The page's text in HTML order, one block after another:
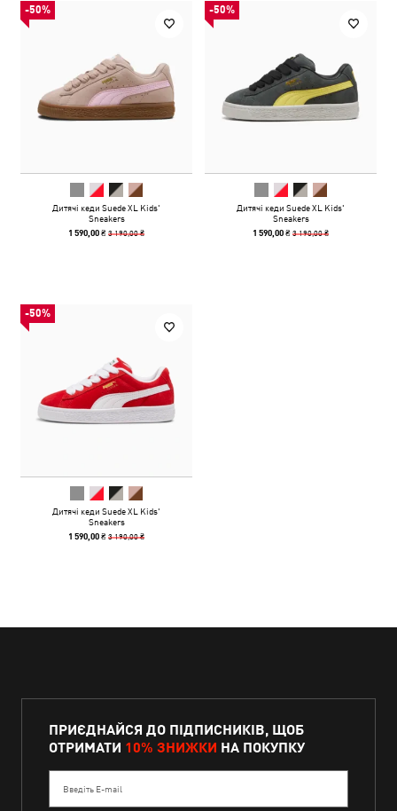
-50%
Дитячі кеди Suede XL Kids'
Sneakers
1 590,00 ₴3 190,00 ₴
-50%
Дитячі кеди Suede XL Kids'
Sneakers
1 590,00 ₴3 190,00 ₴
-50%
Дитячі кеди Suede XL Kids'
Sneakers
1 590,00 ₴3 190,00 ₴
ПРИЄДНАЙСЯ ДО ПІДПИСНИКІВ, ЩОБ
ОТРИМАТИ 10% ЗНИЖКИ НА ПОКУПКУ
Введіть E-mail